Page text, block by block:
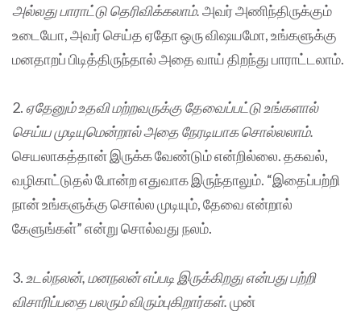
அல்லது பாராட்டு தெரிவிக்கலாம்.அவர் அணிந்திருக்கும்
உடையோ, அவர் செய்த ஏதோ ஒரு விஷயமோ, உங்களுக்கு
மனதாறப் பிடித்திருந்தால் அதை வாய் திறந்து பாராட்டலாம்.
2.ஏதேனும் உதவி மற்றவருக்கு தேவைப்பட்டு உங்களால்
செய்ய முடியுமென்றால் அதை நேரடியாக சொல்லலாம்.
செயலாகத்தான் இருக்க வேண்டும் என்றில்லை. தகவல்,
வழிகாட்டுதல் போன்ற எதுவாக இருந்தாலும். “இதைப்பற்றி
நான் உங்களுக்கு சொல்ல முடியும், தேவை என்றால்
கேளுங்கள்” என்று சொல்வது நலம்.
3. உடல்நலன், மனநலன் எப்படி இருக்கிறது என்பது பற்றி
விசாரிப்பதை பலரும் விரும்புகிறார்கள்.முன்